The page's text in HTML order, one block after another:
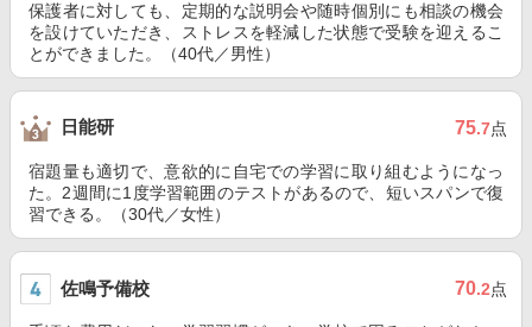
保護者に対しても、定期的な説明会や随時個別にも相談の機会
を設けていただき、ストレスを軽減した状態で受験を迎えるこ
とができました。（40代／男性）
日能研 75.7点
宿題量も適切で、意欲的に自宅での学習に取り組むようになっ
た。2週間に1度学習範囲のテストがあるので、短いスパンで復
習できる。（30代／女性）
佐鳴予備校 70.2点